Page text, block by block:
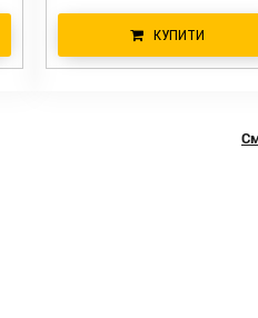
КУПИТИ